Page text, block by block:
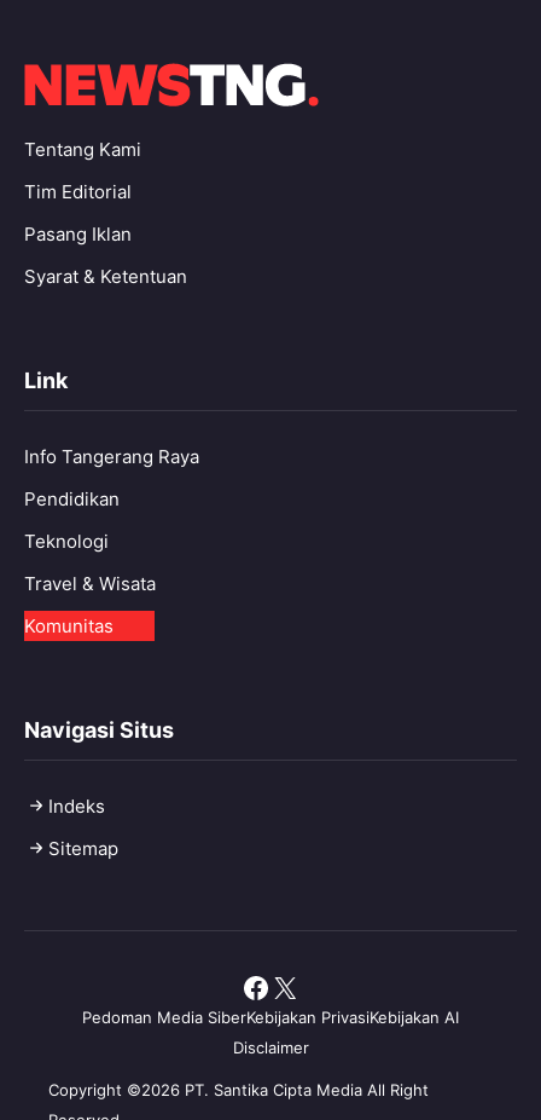
Tentang Kami
Tim Editorial
Pasang Iklan
Syarat & Ketentuan
Link
Info Tangerang Raya
Pendidikan
Teknologi
Travel & Wisata
Komunitas
Navigasi Situs
Indeks
Sitemap
Copyright ©2026 PT. Santika Cipta Media All Right
Pedoman Media SiberKebijakan PrivasiKebijakan AI
Disclaimer
Facebook
X